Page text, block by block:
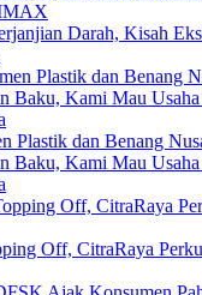
Darah, Kisah
Plastik dan Benang
Baku, Kami Mau Usaha
Off, CitraRaya